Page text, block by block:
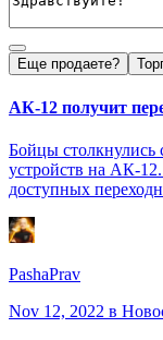
Еще продаете?
АК-12 получит
Бойцы столкнулись
устройств на АК-
доступных
PashaPrav
Nov 12, 2022 в